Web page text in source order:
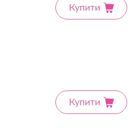
Купити
Купити